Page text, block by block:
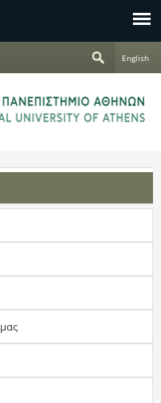
ζ
ή
τ
η
English